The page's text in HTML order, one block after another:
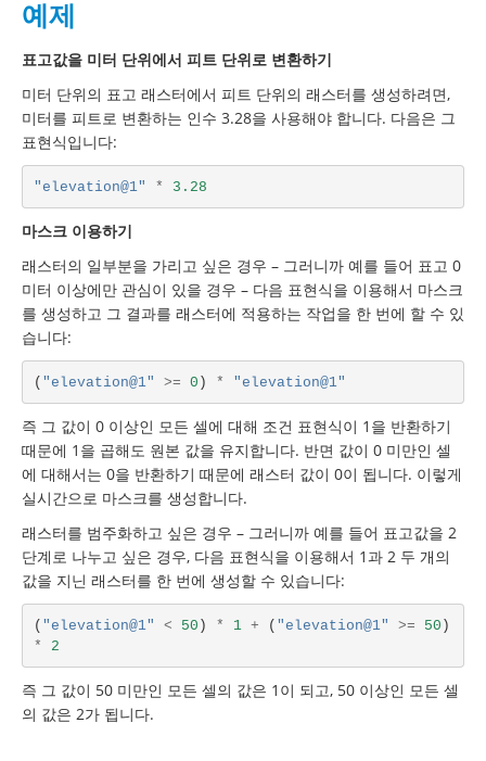
예제
표고값을 미터 단위에서 피트 단위로 변환하기
미터 단위의 표고 래스터에서 피트 단위의 래스터를 생성하려면,
미터를 피트로 변환하는 인수 3.28을 사용해야 합니다. 다음은 그
표현식입니다:
"elevation@1" * 3.28
마스크 이용하기
래스터의 일부분을 가리고 싶은 경우 – 그러니까 예를 들어 표고 0
미터 이상에만 관심이 있을 경우 – 다음 표현식을 이용해서 마스크
를 생성하고 그 결과를 래스터에 적용하는 작업을 한 번에 할 수 있
습니다:
( "elevation@1" >= 0 ) * "elevation@1"
즉 그 값이 0 이상인 모든 셀에 대해 조건 표현식이 1을 반환하기
때문에 1을 곱해도 원본 값을 유지합니다. 반면 값이 0 미만인 셀
에 대해서는 0을 반환하기 때문에 래스터 값이 0이 됩니다. 이렇게
실시간으로 마스크를 생성합니다.
래스터를 범주화하고 싶은 경우 – 그러니까 예를 들어 표고값을 2
단계로 나누고 싶은 경우, 다음 표현식을 이용해서 1과 2 두 개의
값을 지닌 래스터를 한 번에 생성할 수 있습니다:
( "elevation@1" < 50 ) * 1 + ( "elevation@1" >= 50 )
*
2
즉 그 값이 50 미만인 모든 셀의 값은 1이 되고, 50 이상인 모든 셀
의 값은 2가 됩니다.